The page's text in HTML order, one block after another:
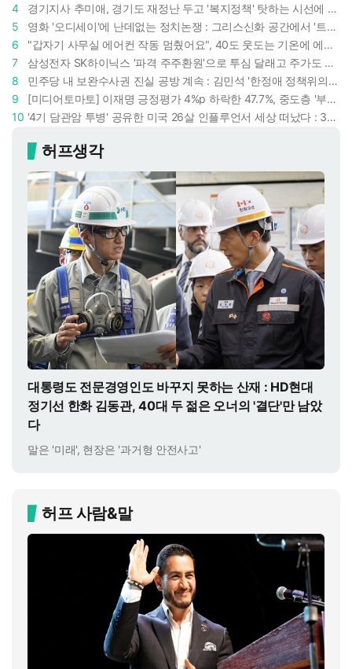
4
경기지사 추미애, 경기도 재정난 두고 '복지정책' 탓하는 시선에 정면 반박 : "고령자와 아이 인구 급증"
5
영화 '오디세이'에 난데없는 정치논쟁 : 그리스신화 공간에서 '트럼프 전쟁의 참혹함'이 보인다
6
"갑자기 사무실 에어컨 작동 멈췄어요", 40도 웃도는 기온에 에어컨도 숨이 찬다
7
삼성전자 SK하이닉스 '파격 주주환원'으로 투심 달래고 주가도 받칠까, 100조 넘는 추가 배당 재원에 쏠리는 눈
8
민주당 내 보완수사권 진실 공방 계속 : 김민석 '한정애 정책위의장' 발언 근거로 내세우자 사무총장 지낸 조승래 반박
9
[미디어토마토] 이재명 긍정평가 4%p 하락한 47.7%, 중도층 '부정 49.7% vs 긍정 42.9%'
10
'4기 담관암 투병' 공유한 미국 26살 인플루언서 세상 떠났다 : 3년간 보여준 희망과 용기
허프생각
대통령도 전문경영인도 바꾸지 못하는 산재 : HD현대
정기선 한화 김동관, 40대 두 젊은 오너의 '결단'만 남았
다
말은 '미래', 현장은 '과거형 안전사고'
허프 사람&말